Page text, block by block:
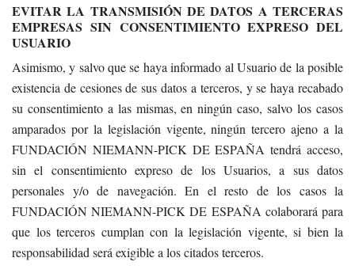
EVITAR LA TRANSMISIÓN DE DATOS A TERCERAS
EMPRESAS SIN CONSENTIMIENTO EXPRESO DEL
USUARIO
Asimismo, y salvo que se haya informado al Usuario de la posible
existencia de cesiones de sus datos a terceros, y se haya recabado
su consentimiento a las mismas, en ningún caso, salvo los casos
amparados por la legislación vigente, ningún tercero ajeno a la
FUNDACIÓN NIEMANN-PICK DE ESPAÑA tendrá acceso,
sin el consentimiento expreso de los Usuarios, a sus datos
personales y/o de navegación. En el resto de los casos la
FUNDACIÓN NIEMANN-PICK DE ESPAÑA colaborará para
que los terceros cumplan con la legislación vigente, si bien la
responsabilidad será exigible a los citados terceros.